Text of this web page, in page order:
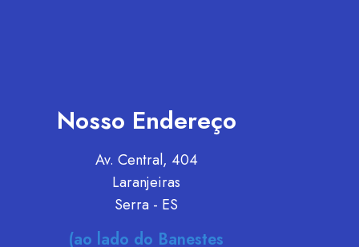
Nosso Endereço
Av. Central, 404
Laranjeiras
Serra - ES
(ao lado do Banestes